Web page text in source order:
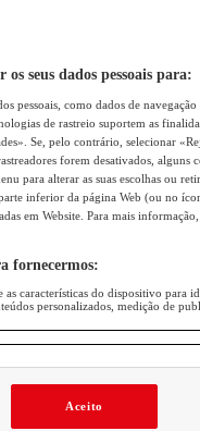
seus dados pessoais para:
pessoais, como dados de
de rastreio suportem as
Se, pelo contrário, selecionar
forem desativados, alguns
para alterar as suas escolhas ou
inferior da página Web (ou no
em Website. Para mais
fornecermos:
características do dispositivo para
personalizados, medição de
Aceito